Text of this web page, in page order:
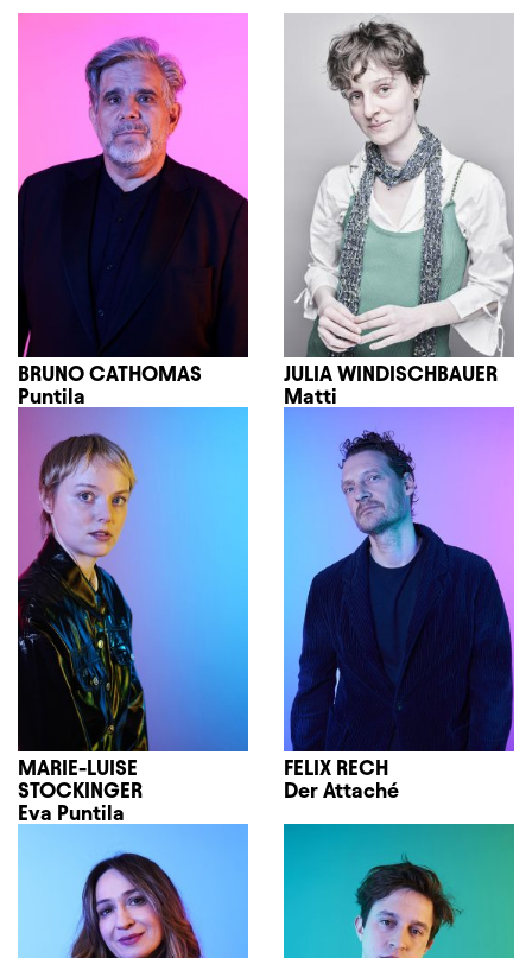
BRUNO CATHOMAS
Puntila
JULIA WINDISCHBAUER
Matti
MARIE-LUISE
STOCKINGER
Eva Puntila
FELIX RECH
Der Attaché